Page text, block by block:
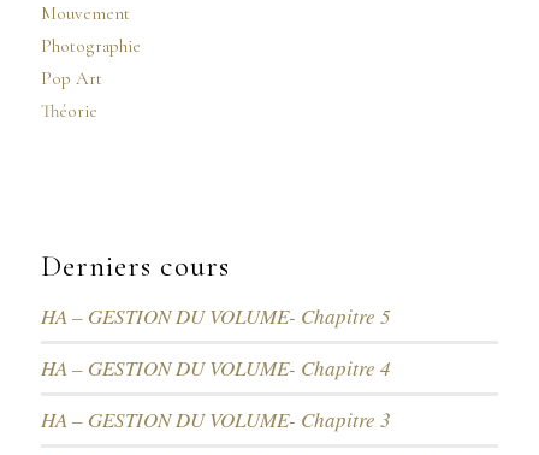
Mouvement
Photographie
Pop Art
Théorie
Derniers cours
HA – GESTION DU VOLUME- Chapitre 5
HA – GESTION DU VOLUME- Chapitre 4
HA – GESTION DU VOLUME- Chapitre 3